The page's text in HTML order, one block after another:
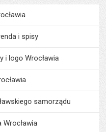
MenuO Wrocławiu
i spisy
i logo Wrocławia
samorządu
Wrocławia